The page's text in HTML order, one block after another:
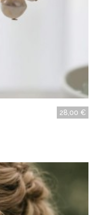
28,00 €